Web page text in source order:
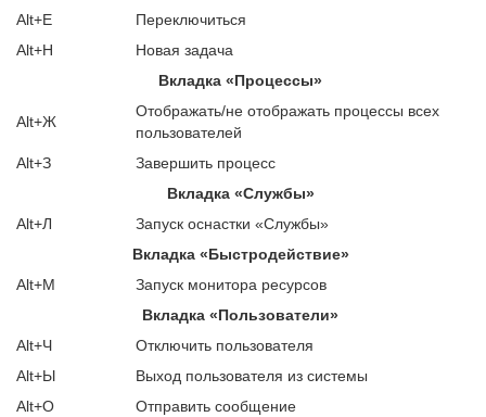
Аlt+E
Переключиться
Аlt+H
Новая задача
Вкладка «Процессы»
Аlt+Ж
Отображать/не отображать процессы всех
пользователей
Аlt+З
Завершить процесс
Вкладка «Службы»
Аlt+Л
Запуск оснастки «Службы»
Вкладка «Быстродействие»
Alt+М
Запуск монитора ресурсов
Вкладка «Пользователи»
Аlt+Ч
Отключить пользователя
Alt+Ы
Выход пользователя из системы
Alt+O
Отправить сообщение